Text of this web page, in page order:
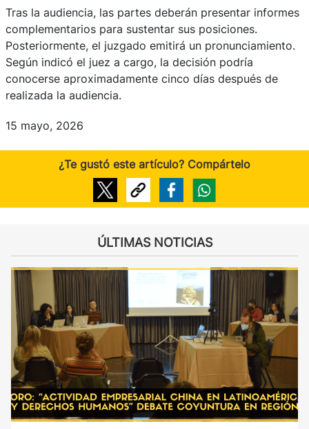
Tras la audiencia, las partes deberán presentar informes
complementarios para sustentar sus posiciones.
Posteriormente, el juzgado emitirá un pronunciamiento.
Según indicó el juez a cargo, la decisión podría
conocerse aproximadamente cinco días después de
realizada la audiencia.
15 mayo, 2026
¿Te gustó este artículo? Compártelo
ÚLTIMAS NOTICIAS